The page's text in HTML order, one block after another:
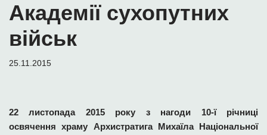
Академії сухопутних
військ
25.11.2015
22 листопада 2015 року з нагоди 10-ї річниці
освячення храму Архистратига Михаїла Національної